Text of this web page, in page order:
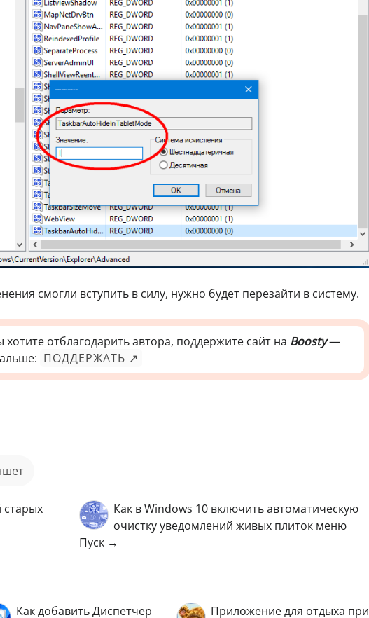
смогли вступить в силу, нужно будет перезайти в систему.
отблагодарить автора, поддержите сайт на Boosty—
ПОДДЕРЖАТЬ ↗
Как в Windows 10 включить автоматическую
очистку уведомлений живых плиток меню
Пуск →
Как добавить Диспетчер
Приложение для отдыха при